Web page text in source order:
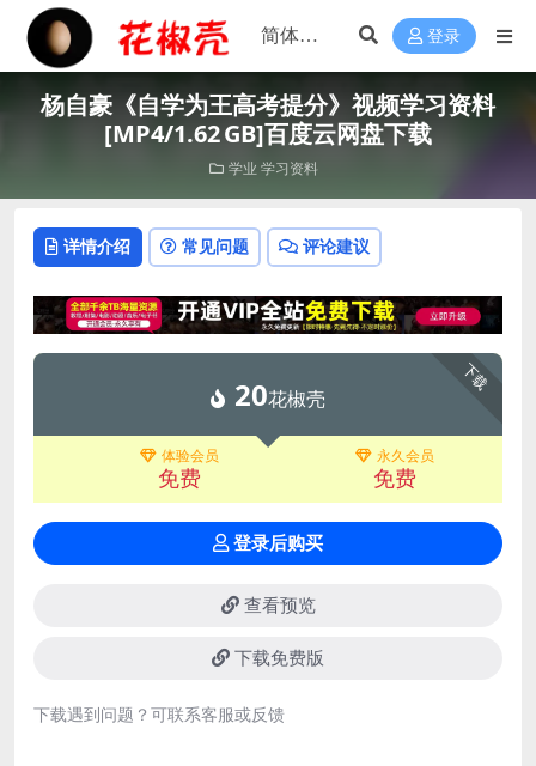
登录
杨自豪《自学为王高考提分》视频学习资料
[MP4/1.62 GB]百度云网盘下载
学业 学习资料
详情介绍 常见问题 评论建议
下载
20花椒壳
体验会员
免费
永久会员
免费
登录后购买
查看预览
下载免费版
下载遇到问题？可联系客服或反馈